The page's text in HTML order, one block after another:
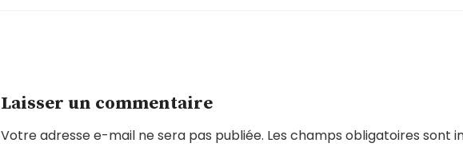
Laisser un commentaire
Votre adresse e-mail ne sera pas publiée. Les champs obligatoires sont